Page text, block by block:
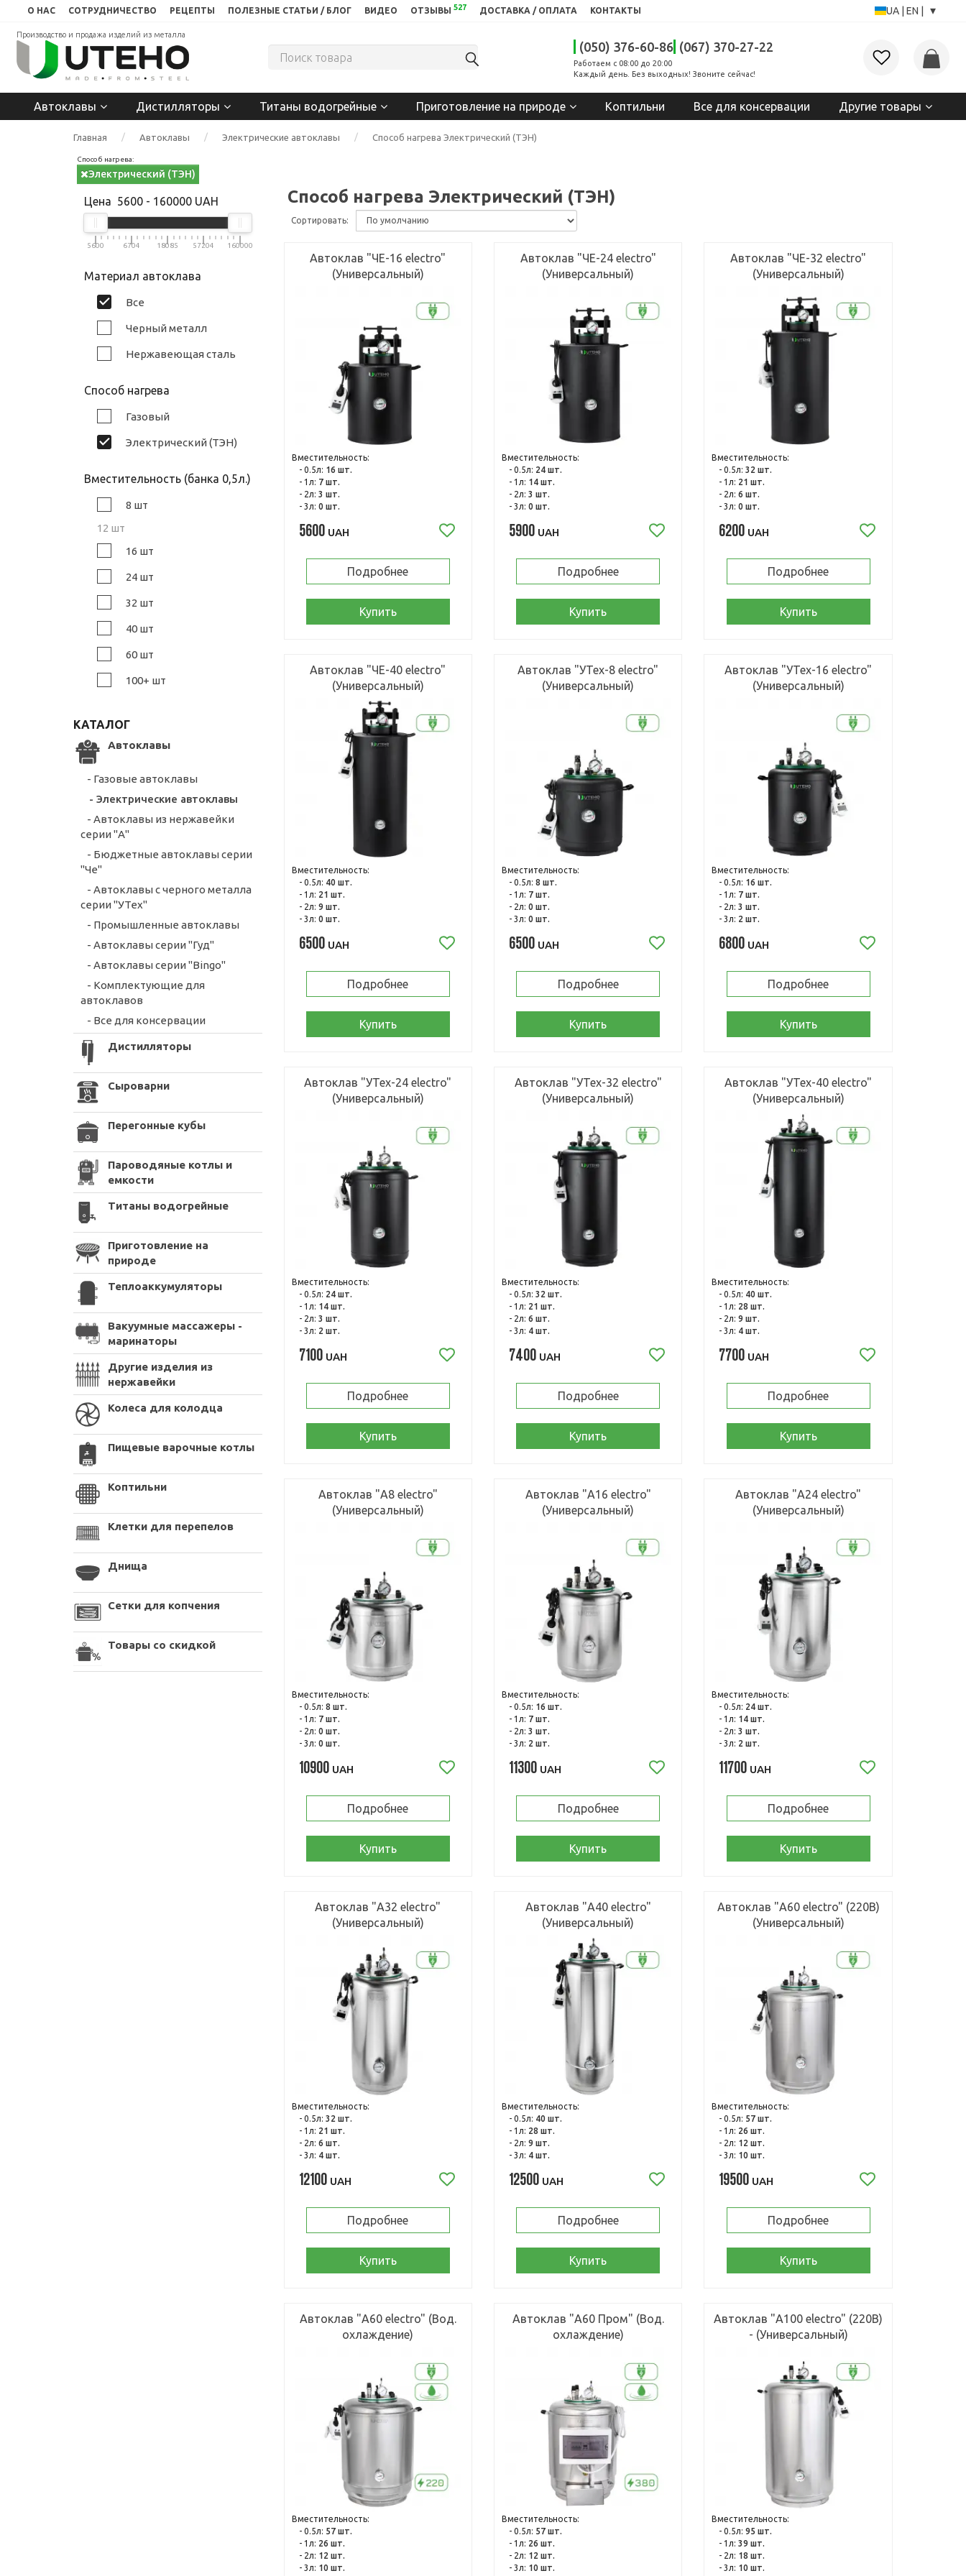
О НАС СОТРУДНИЧЕСТВО РЕЦЕПТЫ ПОЛЕЗНЫЕ СТАТЬИ / БЛОГ ВИДЕО ОТЗЫВЫ 527 ДОСТАВКА / ОПЛАТА КОНТАКТЫ UA EN ▾
Производство и продажа изделий из металла
(050) 376-60-86 (067) 370-27-22
Работаем с 08:00 до 20:00
Каждый день. Без выходных! Звоните сейчас!
Автоклавы Дистилляторы Титаны водогрейные Приготовление на природе Коптильни Все для консервации Другие товары
Главная Автоклавы Электрические автоклавы Способ нагрева Электрический (ТЭН)
Способ нагрева:
Электрический (ТЭН)
Цена 5600 - 160000 UAH
5600 6704 18085 57204 160000
Материал автоклава
Все
Черный металл
Нержавеющая сталь
Способ нагрева
Газовый
Электрический (ТЭН)
Вместительность (банка 0,5л.)
8 шт
12 шт
16 шт
24 шт
32 шт
40 шт
60 шт
100+ шт
КАТАЛОГ
Автоклавы
- Газовые автоклавы
- Электрические автоклавы
- Автоклавы из нержавейки
серии "А"
- Бюджетные автоклавы серии
"Че"
- Автоклавы с черного металла
серии "УТех"
- Промышленные автоклавы
- Автоклавы серии "Гуд"
- Автоклавы серии "Bingo"
- Комплектующие для
автоклавов
- Все для консервации
Дистилляторы
Сыроварни
Перегонные кубы
Пароводяные котлы и
емкости
Титаны водогрейные
Приготовление на
природе
Теплоаккумуляторы
Вакуумные массажеры -
маринаторы
Другие изделия из
нержавейки
Колеса для колодца
Пищевые варочные котлы
Коптильни
Клетки для перепелов
Днища
Сетки для копчения
Товары со скидкой
Способ нагрева Электрический (ТЭН)
Сортировать:
Автоклав "ЧЕ-16 electro"
(Универсальный)
Вместительность:
- 0.5л: 16 шт.
- 1л: 7 шт.
- 2л: 3 шт.
- 3л: 0 шт.
5600UAH
Подробнее
Купить
Автоклав "ЧЕ-24 electro"
(Универсальный)
Вместительность:
- 0.5л: 24 шт.
- 1л: 14 шт.
- 2л: 3 шт.
- 3л: 0 шт.
5900UAH
Подробнее
Купить
Автоклав "ЧЕ-32 electro"
(Универсальный)
Вместительность:
- 0.5л:32 шт.
- 1л: 21 шт.
- 2л:6 шт.
- 3л:0 шт.
6200 UAH
Подробнее
Купить
Автоклав "ЧЕ-40 electro"
(Универсальный)
Вместительность:
- 0.5л: 40 шт.
- 1л: 21 шт.
- 2л: 9 шт.
- 3л: 0 шт.
6500UAH
Подробнее
Купить
Автоклав "УТех-8 electro"
(Универсальный)
Вместительность:
- 0.5л: 8 шт.
- 1л: 7 шт.
- 2л: 0 шт.
- 3л: 0 шт.
6500UAH
Подробнее
Купить
Автоклав "УТех-16 electro"
(Универсальный)
Вместительность:
- 0.5л: 16 шт.
- 1л: 7 шт.
- 2л:3 шт.
- 3л: 2 шт.
6800 UAH
Подробнее
Купить
Автоклав "УТех-24 electro"
(Универсальный)
Вместительность:
- 0.5л: 24 шт.
- 1л: 14 шт.
- 2л: 3 шт.
- 3л: 2 шт.
7100UAH
Подробнее
Купить
Автоклав "УТех-32 electro"
(Универсальный)
Вместительность:
- 0.5л: 32 шт.
- 1л: 21 шт.
- 2л: 6 шт.
- 3л: 4 шт.
7400UAH
Подробнее
Купить
Автоклав "УТех-40 electro"
(Универсальный)
Вместительность:
- 0.5л: 40 шт.
- 1л: 28 шт.
- 2л:9 шт.
- 3л: 4 шт.
7700 UAH
Подробнее
Купить
Автоклав "А8 electro"
(Универсальный)
Вместительность:
- 0.5л: 8 шт.
- 1л: 7 шт.
- 2л: 0 шт.
- 3л: 0 шт.
10900UAH
Подробнее
Купить
Автоклав "А16 electro"
(Универсальный)
Вместительность:
- 0.5л: 16 шт.
- 1л: 7 шт.
- 2л: 3 шт.
- 3л: 2 шт.
11300UAH
Подробнее
Купить
Автоклав "А24 electro"
(Универсальный)
Вместительность:
- 0.5л: 24 шт.
- 1л: 14 шт.
- 2л:3 шт.
- 3л: 2 шт.
11700 UAH
Подробнее
Купить
Автоклав "А32 electro"
(Универсальный)
Вместительность:
- 0.5л: 32 шт.
- 1л: 21 шт.
- 2л: 6 шт.
- 3л: 4 шт.
12100UAH
Подробнее
Купить
Автоклав "А40 electro"
(Универсальный)
Вместительность:
- 0.5л: 40 шт.
- 1л: 28 шт.
- 2л: 9 шт.
- 3л: 4 шт.
12500UAH
Подробнее
Купить
Автоклав "А60 electro" (220В)
(Универсальный)
Вместительность:
- 0.5л: 57 шт.
- 1л: 26 шт.
- 2л: 12 шт.
- 3л: 10 шт.
19500 UAH
Подробнее
Купить
Автоклав "А60 electro" (Вод.
охлаждение)
Вместительность:
- 0.5л: 57 шт.
- 1л: 26 шт.
- 2л: 12 шт.
- 3л: 10 шт.
Автоклав "А60 Пром" (Вод.
охлаждение)
Вместительность:
- 0.5л: 57 шт.
- 1л: 26 шт.
- 2л: 12 шт.
- 3л: 10 шт.
Автоклав "А100 electro" (220В)
- (Универсальный)
Вместительность:
- 0.5л:95 шт.
- 1л:39 шт.
- 2л: 18 шт.
- 3л: 10 шт.